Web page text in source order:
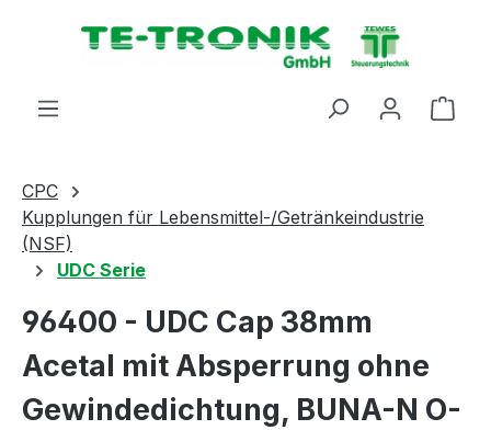
springen
CPC
Kupplungen für Lebensmittel-/Getränkeindustrie
(NSF)
UDC Serie
96400 - UDC Cap 38mm
Acetal mit Absperrung ohne
Gewindedichtung, BUNA-N O-